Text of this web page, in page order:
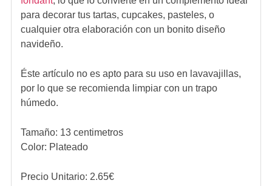
para decorar tus tartas, cupcakes, pasteles, o
cualquier otra elaboración con un bonito diseño
navideño.
Éste artículo no es apto para su uso en lavavajillas,
por lo que se recomienda limpiar con un trapo
húmedo.
Tamaño: 13 centimetros
Color: Plateado
Precio Unitario: 2.65€